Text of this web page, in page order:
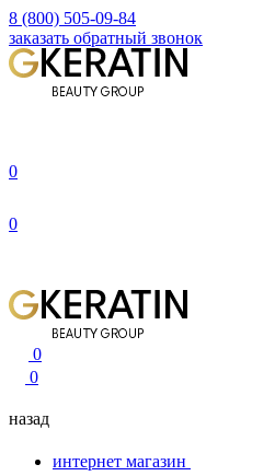
8 (800) 505-09-84
заказать обратный звонок
0
0
0
0
назад
интернет магазин